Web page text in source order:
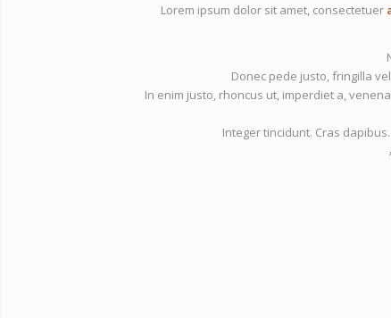
Lorem ipsum dolor sit amet, consectetuer
Donec pede justo, fringilla
In enim justo, rhoncus ut, imperdiet a,
Integer tincidunt. Cras